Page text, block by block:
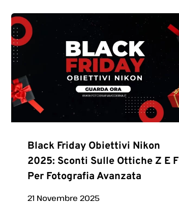
Black Friday Obiettivi Nikon
2025: Sconti Sulle Ottiche Z E F
Per Fotografia Avanzata
21 Novembre 2025